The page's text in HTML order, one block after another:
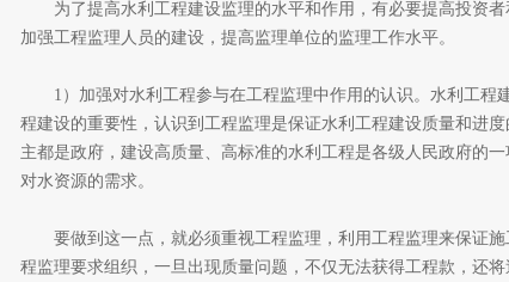
为了提高水利工程建设监理的水平和作用，有必要提高投资者
加强工程监理人员的建设，提高监理单位的监理工作水平。
1）加强对水利工程参与在工程监理中作用的认识。水利工程
程建设的重要性，认识到工程监理是保证水利工程建设质量和进
主都是政府，建设高质量、高标准的水利工程是各级人民政府的
对水资源的需求。
要做到这一点，就必须重视工程监理，利用工程监理来保证施
程监理要求组织，一旦出现质量问题，不仅无法获得工程款，还